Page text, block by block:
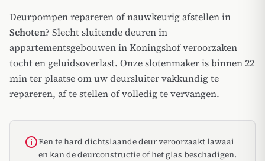
Deurpompen repareren of nauwkeurig afstellen in
Schoten? Slecht sluitende deuren in
appartementsgebouwen in Koningshof veroorzaken
tocht en geluidsoverlast. Onze slotenmaker is binnen 22
min ter plaatse om uw deursluiter vakkundig te
repareren, af te stellen of volledig te vervangen.
infoEen te hard dichtslaande deur veroorzaakt lawaai
en kan de deurconstructie of het glas beschadigen.